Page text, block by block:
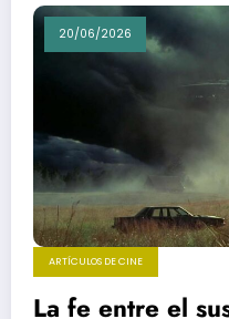
20/06/2026
ARTÍCULOS DE CINE
La fe entre el